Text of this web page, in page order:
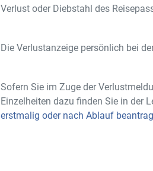
Verlust oder Diebstahl des
Die Verlustanzeige persönlich bei
Sofern Sie im Zuge der
Einzelheiten dazu finden Sie in der
erstmalig oder nach Ablauf